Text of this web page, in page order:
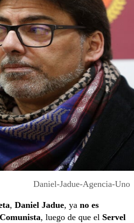
Daniel-Jadue-Agencia-Uno
, Daniel Jadue, ya no es
, luego de que el Servel